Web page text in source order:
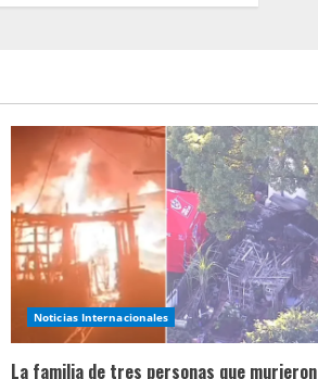
Noticias Internacionales
La familia de tres personas que murieron